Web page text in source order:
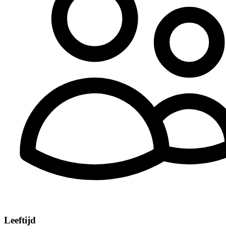
Leeftijd